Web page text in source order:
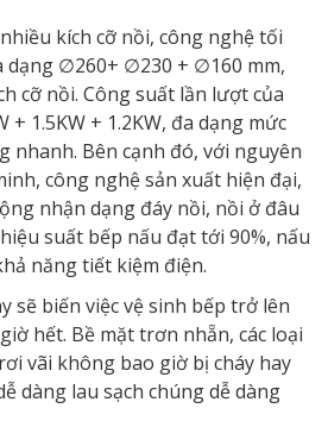
kích cỡ nồi, công nghệ tối
dạng ∅260+ ∅230 + ∅160 mm,
cỡ nồi. Công suất lần lượt của
+ 1.5KW + 1.2KW, đa dạng mức
nhanh. Bên cạnh đó, với nguyên
công nghệ sản xuất hiện đại,
nhận dạng đáy nồi, nồi ở đâu
suất bếp nấu đạt tới 90%, nấu
năng tiết kiệm điện.
sẽ biến việc vệ sinh bếp trở lên
hết. Bề mặt trơn nhẵn, các loại
vãi không bao giờ bị cháy hay
dàng lau sạch chúng dễ dàng